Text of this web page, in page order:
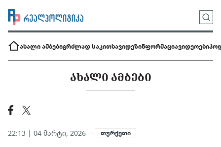
ახალი ამბებიგრძლად საკითხავიდეზინფორმაციავიდეოები
ᲐᲮᲐᲚᲘ ᲐᲛᲑᲔᲑᲘ
22:13 | 04 მარტი, 2026 — თურქეთი